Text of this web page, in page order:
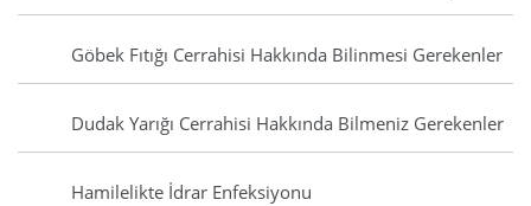
Göbek Fıtığı Cerrahisi Hakkında Bilinmesi Gerekenler
Dudak Yarığı Cerrahisi Hakkında Bilmeniz Gerekenler
Hamilelikte İdrar Enfeksiyonu